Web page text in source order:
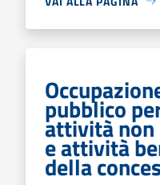
pubblico
attività
e attività
della